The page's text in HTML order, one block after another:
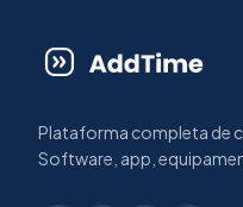
Plataforma completa de
Software, app,